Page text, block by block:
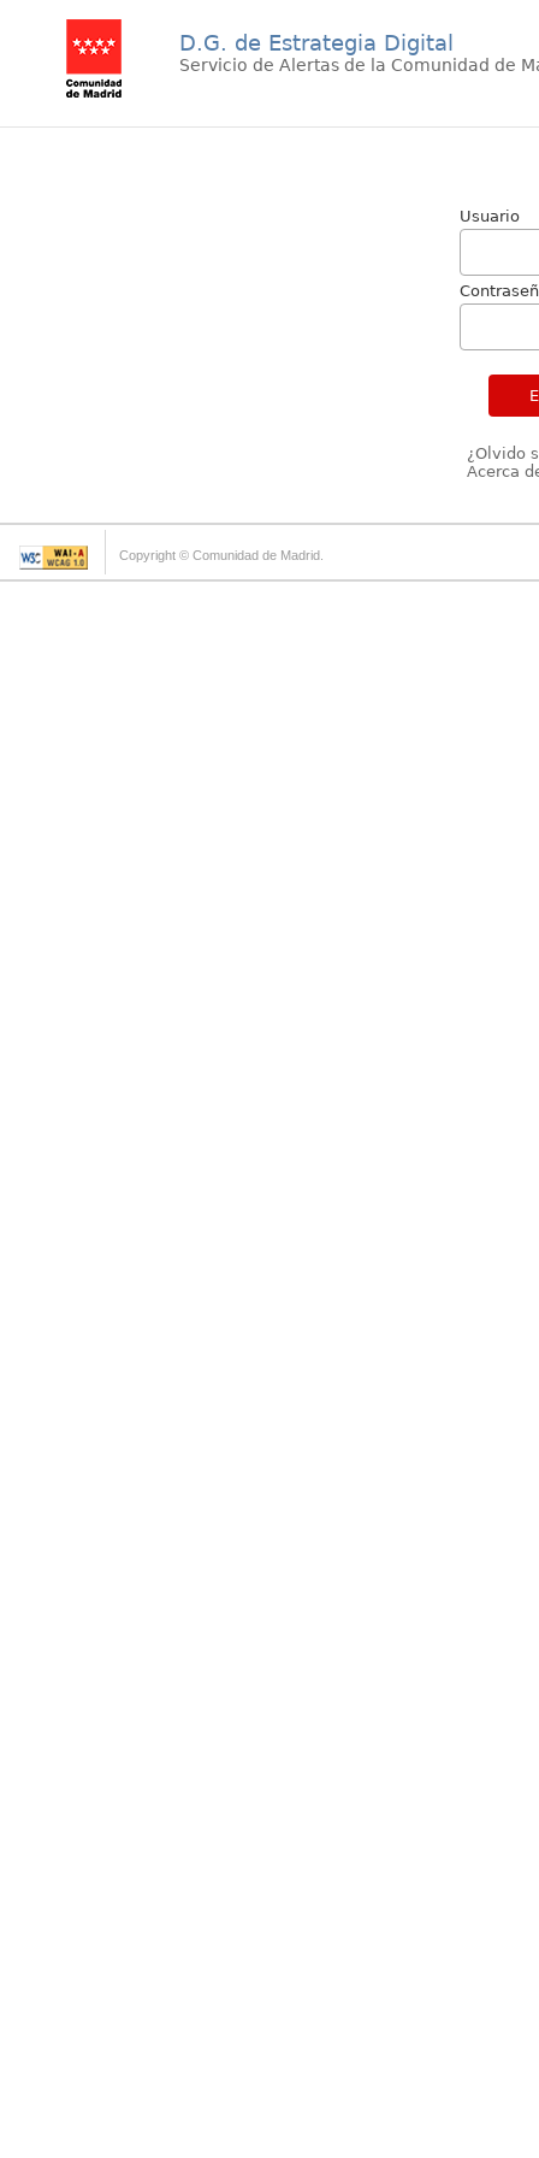
D.G. de Estrategia Digital
Servicio de Alertas de la Comunidad de
Usuario
¿Olvido
Acerca
Copyright © Comunidad de Madrid.